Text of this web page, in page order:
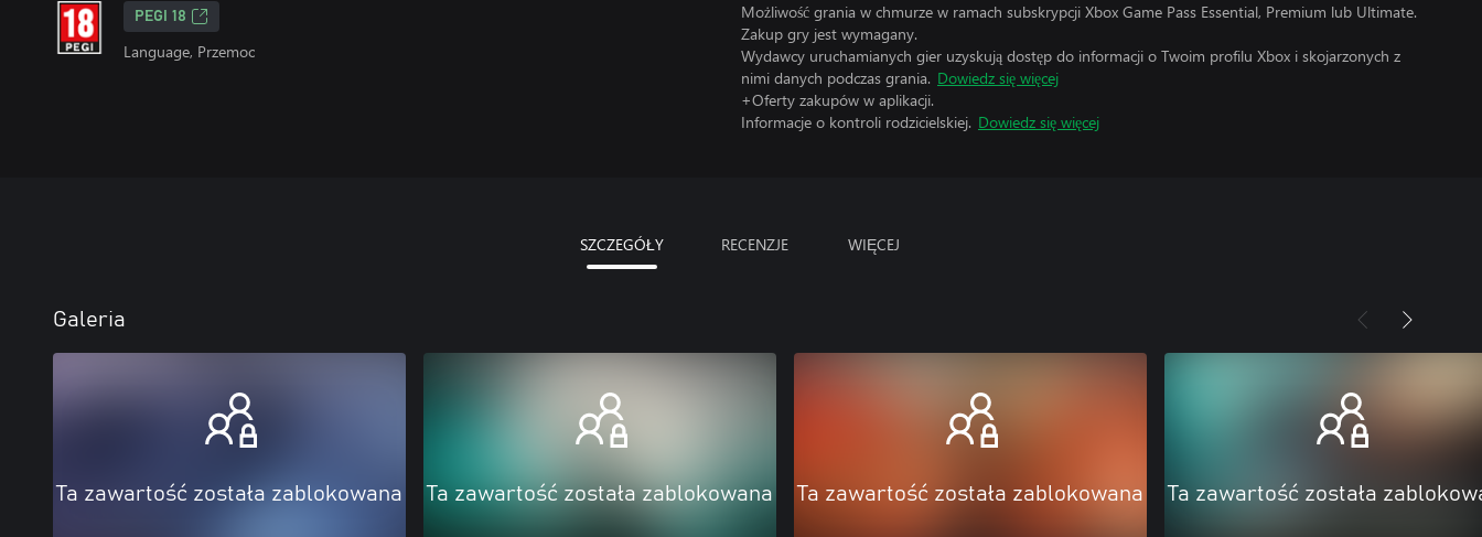
PEGI 18
Language, Przemoc
Możliwość grania w chmurze w ramach subskrypcji Xbox Game Pass Essential, Premium lub Ultimate.
Zakup gry jest wymagany.
Wydawcy uruchamianych gier uzyskują dostęp do informacji o Twoim profilu Xbox i skojarzonych z
nimi danych podczas grania. Dowiedz się więcej
+Oferty zakupów w aplikacji.
Informacje o kontroli rodzicielskiej. Dowiedz się więcej
SZCZEGÓŁY RECENZJE WIĘCEJ
Galeria
Ta zawartość została zablokowana Ta zawartość została zablokowana Ta zawartość została zablokowana Ta zawartość została